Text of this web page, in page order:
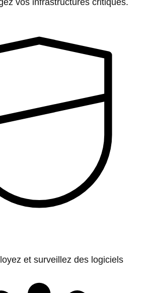
vos infrastructures critiques.
et surveillez des logiciels